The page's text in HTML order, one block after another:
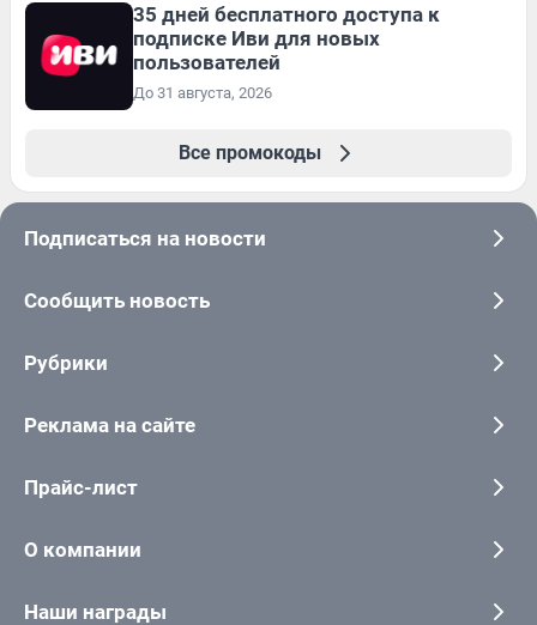
35 дней бесплатного доступа к
подписке Иви для новых
пользователей
До 31 августа, 2026
Все промокоды
Подписаться на новости
Сообщить новость
Рубрики
Реклама на сайте
Прайс-лист
О компании
Наши награды